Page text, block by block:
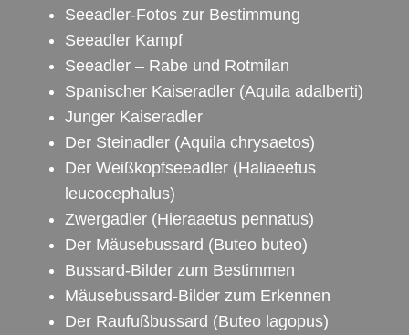
Seeadler-Fotos zur Bestimmung
Seeadler Kampf
Seeadler – Rabe und Rotmilan
Spanischer Kaiseradler (Aquila adalberti)
Junger Kaiseradler
Der Steinadler (Aquila chrysaetos)
Der Weißkopfseeadler (Haliaeetus
leucocephalus)
Zwergadler (Hieraaetus pennatus)
Der Mäusebussard (Buteo buteo)
Bussard-Bilder zum Bestimmen
Mäusebussard-Bilder zum Erkennen
Der Raufußbussard (Buteo lagopus)